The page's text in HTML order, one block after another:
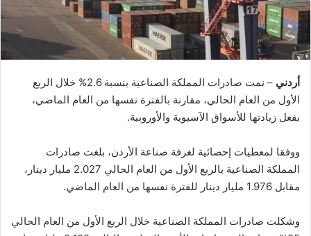
أردني
– نمت صادرات المملكة الصناعية بنسبة 2.6% خلال الربع
الأول من العام الحالي، مقارنة بالفترة نفسها من العام الماضي،
بفعل زيادتها للأسواق الآسيوية والأوروبية.
ووفقا لمعطيات إحصائية لغرفة صناعة الأردن، بلغت صادرات
المملكة الصناعية بالربع الأول من العام الحالي 2.027 مليار دينار،
مقابل 1.976 مليار دينار للفترة نفسها من العام الماضي.
وشكلت صادرات المملكة الصناعية خلال الربع الأول من العام الحالي